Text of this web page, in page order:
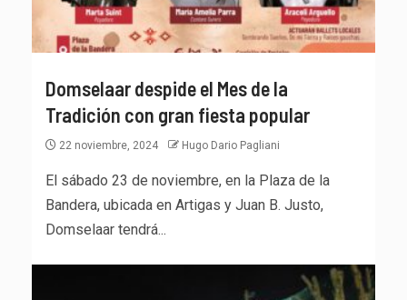
Domselaar despide el Mes de la
Tradición con gran fiesta popular
22 noviembre, 2024 Hugo Dario Pagliani
El sábado 23 de noviembre, en la Plaza de la
Bandera, ubicada en Artigas y Juan B. Justo,
Domselaar tendrá...